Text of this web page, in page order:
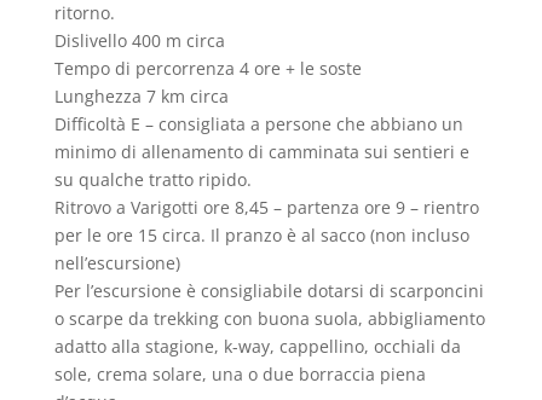
ritorno.
Dislivello 400 m circa
Tempo di percorrenza 4 ore + le soste
Lunghezza 7 km circa
Difficoltà E – consigliata a persone che abbiano un
minimo di allenamento di camminata sui sentieri e
su qualche tratto ripido.
Ritrovo a Varigotti ore 8,45 – partenza ore 9 – rientro
per le ore 15 circa. Il pranzo è al sacco (non incluso
nell’escursione)
Per l’escursione è consigliabile dotarsi di scarponcini
o scarpe da trekking con buona suola, abbigliamento
adatto alla stagione, k-way, cappellino, occhiali da
sole, crema solare, una o due borraccia piena